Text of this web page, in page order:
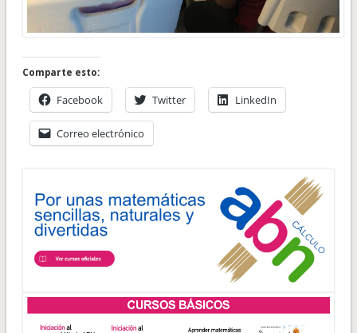
Comparte esto:
Facebook Twitter LinkedIn
Correo electrónico